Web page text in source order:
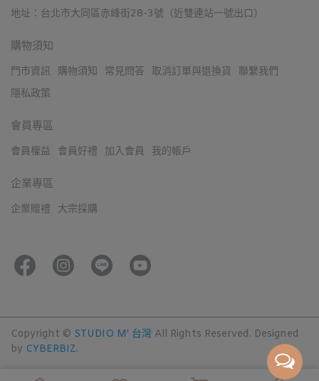
地址：台北市大同區赤峰街28-3號（近雙連站一號出口）
購物須知
門市資訊 購物須知 常見問答 取消訂單與退換貨
聯繫我們
隱私政策
會員專區
會員權益 會員好禮 加入會員 我的帳戶
企業專區
企業贈禮 大宗採購
Copyright © STUDIO M' 台灣 All Rights Reserved. Designed
by CYBERBIZ.